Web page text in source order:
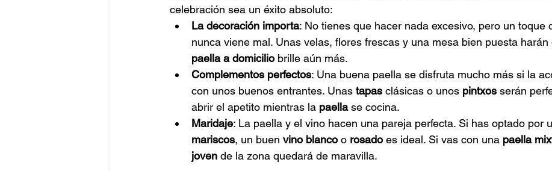
celebración sea un éxito absoluto:
La decoración importa: No tienes que hacer nada excesivo, pero un toque
nunca viene mal. Unas velas, flores frescas y una mesa bien puesta harán
paella a domicilio brille aún más.
Complementos perfectos: Una buena paella se disfruta mucho más si la
con unos buenos entrantes. Unas tapas clásicas o unos pintxos serán
abrir el apetito mientras la paella se cocina.
Maridaje: La paella y el vino hacen una pareja perfecta. Si has optado por
mariscos, un buen vino blanco o rosado es ideal. Si vas con una paella
joven de la zona quedará de maravilla.